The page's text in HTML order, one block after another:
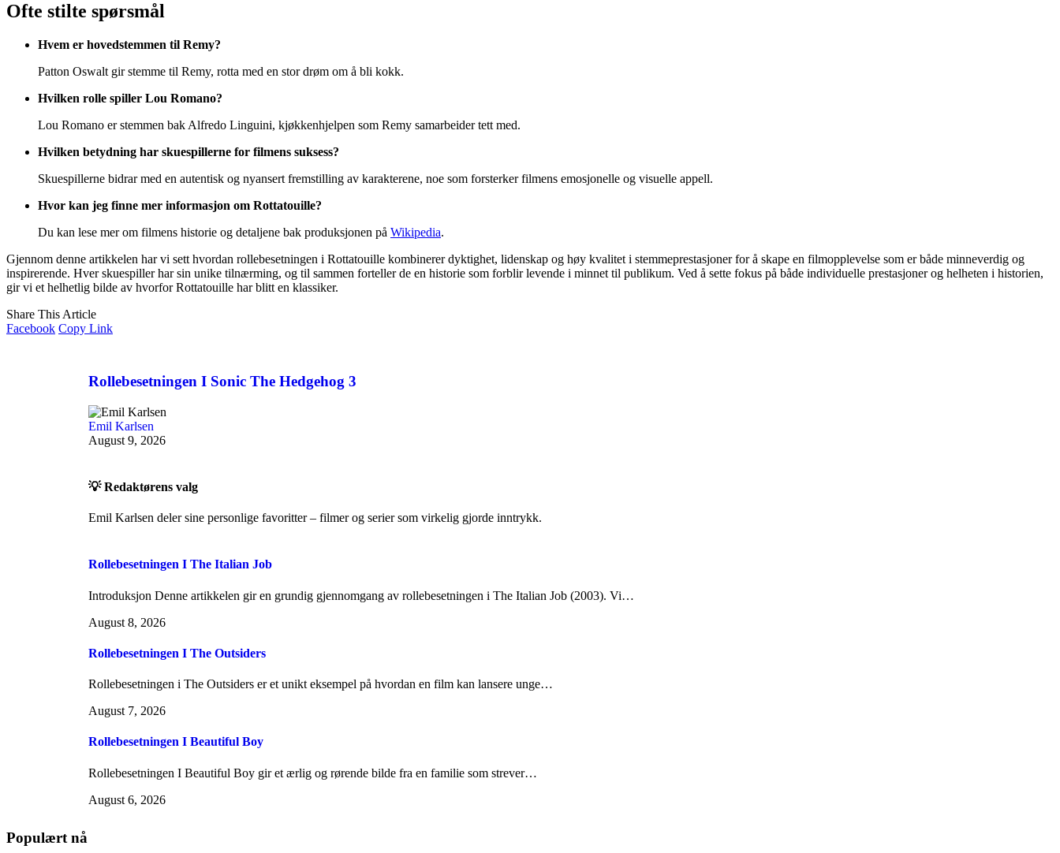
Ofte stilte spørsmål
Hvem er hovedstemmen til Remy?
Patton Oswalt gir stemme til Remy, rotta med en stor drøm om å bli kokk.
Hvilken rolle spiller Lou Romano?
Lou Romano er stemmen bak Alfredo Linguini, kjøkkenhjelpen som Remy samarbeider tett med.
Hvilken betydning har skuespillerne for filmens suksess?
Skuespillerne bidrar med en autentisk og nyansert fremstilling av karakterene, noe som forsterker filmens emosjonelle og visuelle appell.
Hvor kan jeg finne mer informasjon om Rottatouille?
Du kan lese mer om filmens historie og detaljene bak produksjonen på Wikipedia.
Gjennom denne artikkelen har vi sett hvordan rollebesetningen i Rottatouille kombinerer dyktighet, lidenskap og høy kvalitet i stemmeprestasjoner for å skape en filmopplevelse som er både minneverdig og
inspirerende. Hver skuespiller har sin unike tilnærming, og til sammen forteller de en historie som forblir levende i minnet til publikum. Ved å sette fokus på både individuelle prestasjoner og helheten i historien,
gir vi et helhetlig bilde av hvorfor Rottatouille har blitt en klassiker.
Share This Article
Facebook Copy Link
Rollebesetningen I Sonic The Hedgehog 3
Emil Karlsen
August 9, 2026
💡 Redaktørens valg
Emil Karlsen deler sine personlige favoritter – filmer og serier som virkelig gjorde inntrykk.
Rollebesetningen I The Italian Job
Introduksjon Denne artikkelen gir en grundig gjennomgang av rollebesetningen i The Italian Job (2003). Vi…
August 8, 2026
Rollebesetningen I The Outsiders
Rollebesetningen i The Outsiders er et unikt eksempel på hvordan en film kan lansere unge…
August 7, 2026
Rollebesetningen I Beautiful Boy
Rollebesetningen I Beautiful Boy gir et ærlig og rørende bilde fra en familie som strever…
August 6, 2026
Populært nå